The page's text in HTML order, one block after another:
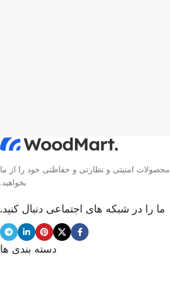
محصولات امنیتی و نظارتی و حفاظتی خود را از ما
بخواهید.
ما را در شبکه های اجتماعی دنبال کنید.
دسته بندی ها